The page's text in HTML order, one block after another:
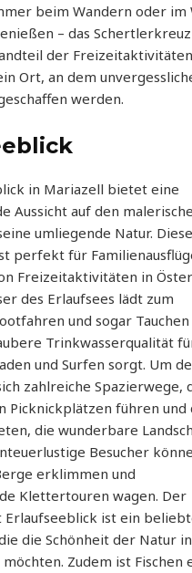
beim Wandern oder im
– das
der
Ort, an dem
werden.
in Mariazell bietet eine
Aussicht auf den
umliegende Natur.
perfekt für
Freizeitaktivitäten in
des Erlaufsees lädt zum
und sogar Tauchen
Trinkwasserqualität
und Surfen sorgt. Um
zahlreiche Spazierwege,
Picknickplätzen führen und
die wunderbare
Besucher
erklimmen und
Klettertouren wagen. Der
Erlaufseeblick ist ein
die Schönheit der Natur
Zudem ist Fischen